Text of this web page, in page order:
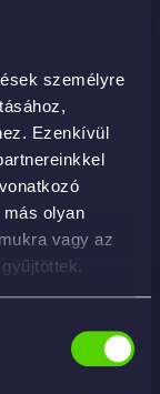
személyre
Ezenkívül
olyan
vagy az
kárpittisztító